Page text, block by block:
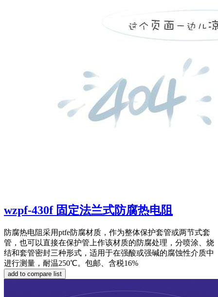
wzpf-430f 固定法兰式防腐热电阻
防腐热电阻采用ptfe防腐材质，作为整体保护套管或两节式套
管，也可以直接在保护管上作该材质的防腐处理，分喷涂、烧
结和套管密封三种形式，适用于在强酸或强碱的腐蚀性介质中
进行测量，耐温250℃。包邮、含税16%